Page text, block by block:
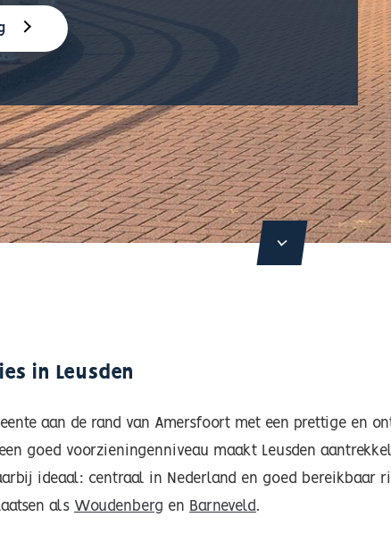
in Leusden
aan de rand van Amersfoort met een prettige en
goed voorzieningenniveau maakt Leusden
ideaal: centraal in Nederland en goed bereikbaar
als Woudenberg en Barneveld.